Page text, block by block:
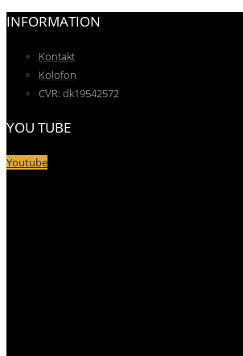
INFORMATION
Kontakt
Kolofon
CVR: dk19542572
YOU TUBE
Youtube